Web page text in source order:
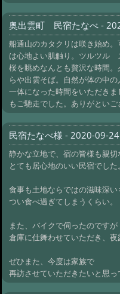
奥出雲町 民宿たなべ -
船通山のカタクリは咲き始め
は心地よい肌触り。ツルツル
桜を眺めなんとも贅沢な時間
らや出雲そば。自然が体の中
一体になった時間をいただき
もご馳走でした。ありがといご
民宿たなべ様 - 2020-09-
静かな立地で、宿の皆様も親
とても居心地のいい民宿でした。
食事も土地ならではの滋味深い
つい食べ過ぎてしまうくらい。
また、バイクで伺ったのですが
倉庫に仕舞わせていただき、夜
ぜひまた、今度は家族で
再訪させていただきたいと思っ